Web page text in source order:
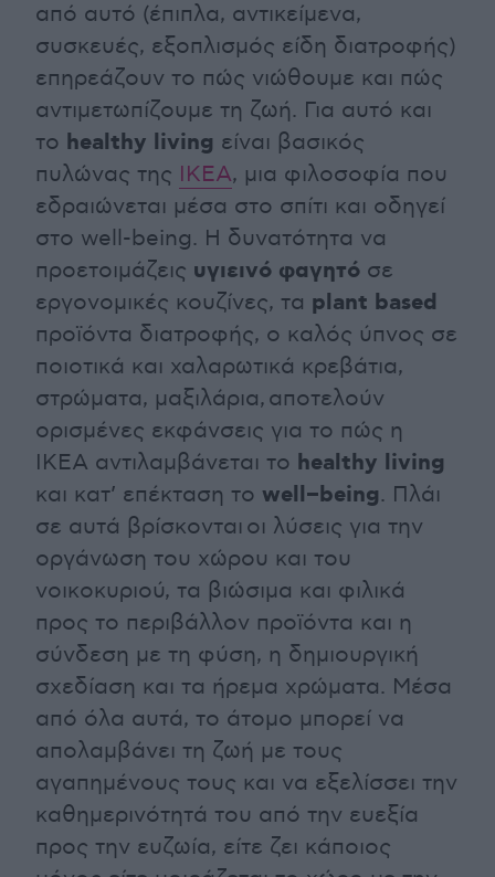
από αυτό (έπιπλα, αντικείμενα,
συσκευές, εξοπλισμός είδη διατροφής)
επηρεάζουν το πώς νιώθουμε και πώς
αντιμετωπίζουμε τη ζωή. Για αυτό και
το healthy living είναι βασικός
πυλώνας της ΙΚΕΑ, μια φιλοσοφία που
εδραιώνεται μέσα στο σπίτι και οδηγεί
στο well-being. Η δυνατότητα να
προετοιμάζεις υγιεινό φαγητό σε
εργονομικές κουζίνες, τα plant based
προϊόντα διατροφής, ο καλός ύπνος σε
ποιοτικά και χαλαρωτικά κρεβάτια,
στρώματα, μαξιλάρια, αποτελούν
ορισμένες εκφάνσεις για το πώς η
ΙΚΕΑ αντιλαμβάνεται το healthy living
και κατ’ επέκταση το well–being. Πλάι
σε αυτά βρίσκονται οι λύσεις για την
οργάνωση του χώρου και του
νοικοκυριού, τα βιώσιμα και φιλικά
προς το περιβάλλον προϊόντα και η
σύνδεση με τη φύση, η δημιουργική
σχεδίαση και τα ήρεμα χρώματα. Μέσα
από όλα αυτά, το άτομο μπορεί να
απολαμβάνει τη ζωή με τους
αγαπημένους τους και να εξελίσσει την
καθημερινότητά του από την ευεξία
προς την ευζωία, είτε ζει κάποιος